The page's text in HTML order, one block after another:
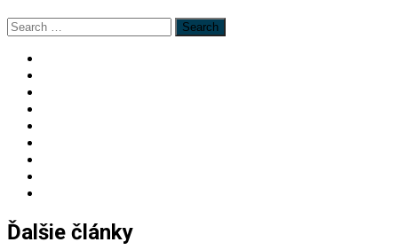
Search
for:
Ďalšie články